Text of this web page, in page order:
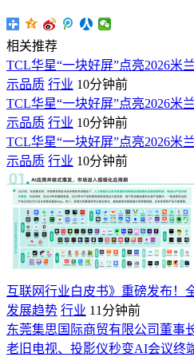
相关推荐
TCL华星“一块好屏”点亮2026米
示品质 行业 10分钟前
TCL华星“一块好屏”点亮2026米
示品质 行业 10分钟前
TCL华星“一块好屏”点亮2026米
示品质 行业 10分钟前
互联网行业白皮书》重磅发布！
发展趋势 行业 11分钟前
东莞集思国际商贸有限公司董事
老旧电视、投影仪秒变AI会议终